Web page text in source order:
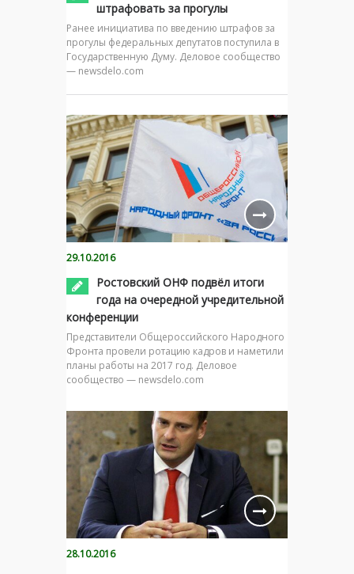
штрафовать за прогулы
Ранее инициатива по введению штрафов за
прогулы федеральных депутатов поступила в
Государственную Думу. Деловое сообщество
— newsdelo.com
29.10.2016
Ростовский ОНФ подвёл итоги
года на очередной учредительной
конференции
Представители Общероссийского Народного
Фронта провели ротацию кадров и наметили
планы работы на 2017 год. Деловое
сообщество — newsdelo.com
28.10.2016